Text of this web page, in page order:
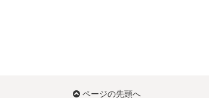
ページの先頭へ